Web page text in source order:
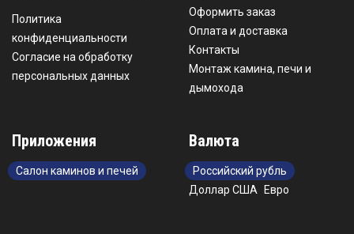
Политика
конфиденциальности
Согласие на обработку
персональных данных
Оформить заказ
Оплата и доставка
Контакты
Монтаж камина, печи и
дымохода
Приложения
Салон каминов и печей
Валюта
Российский рубль
Доллар США
Евро